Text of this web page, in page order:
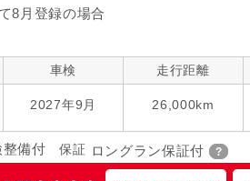
8月登録の場合
車検
2027年9月
走行距離
26,000km
整備付 保証 ロングラン保証付